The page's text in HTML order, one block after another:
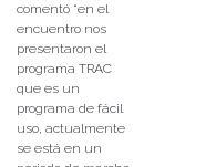
comentó “en el
encuentro nos
presentaron el
programa TRAC
que es un
programa de fácil
uso, actualmente
se está en un